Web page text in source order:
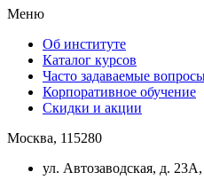
Меню
Об институте
Каталог курсов
Часто задаваемые
Корпоративное обучение
Скидки и акции
Москва, 115280
ул. Автозаводская, д.